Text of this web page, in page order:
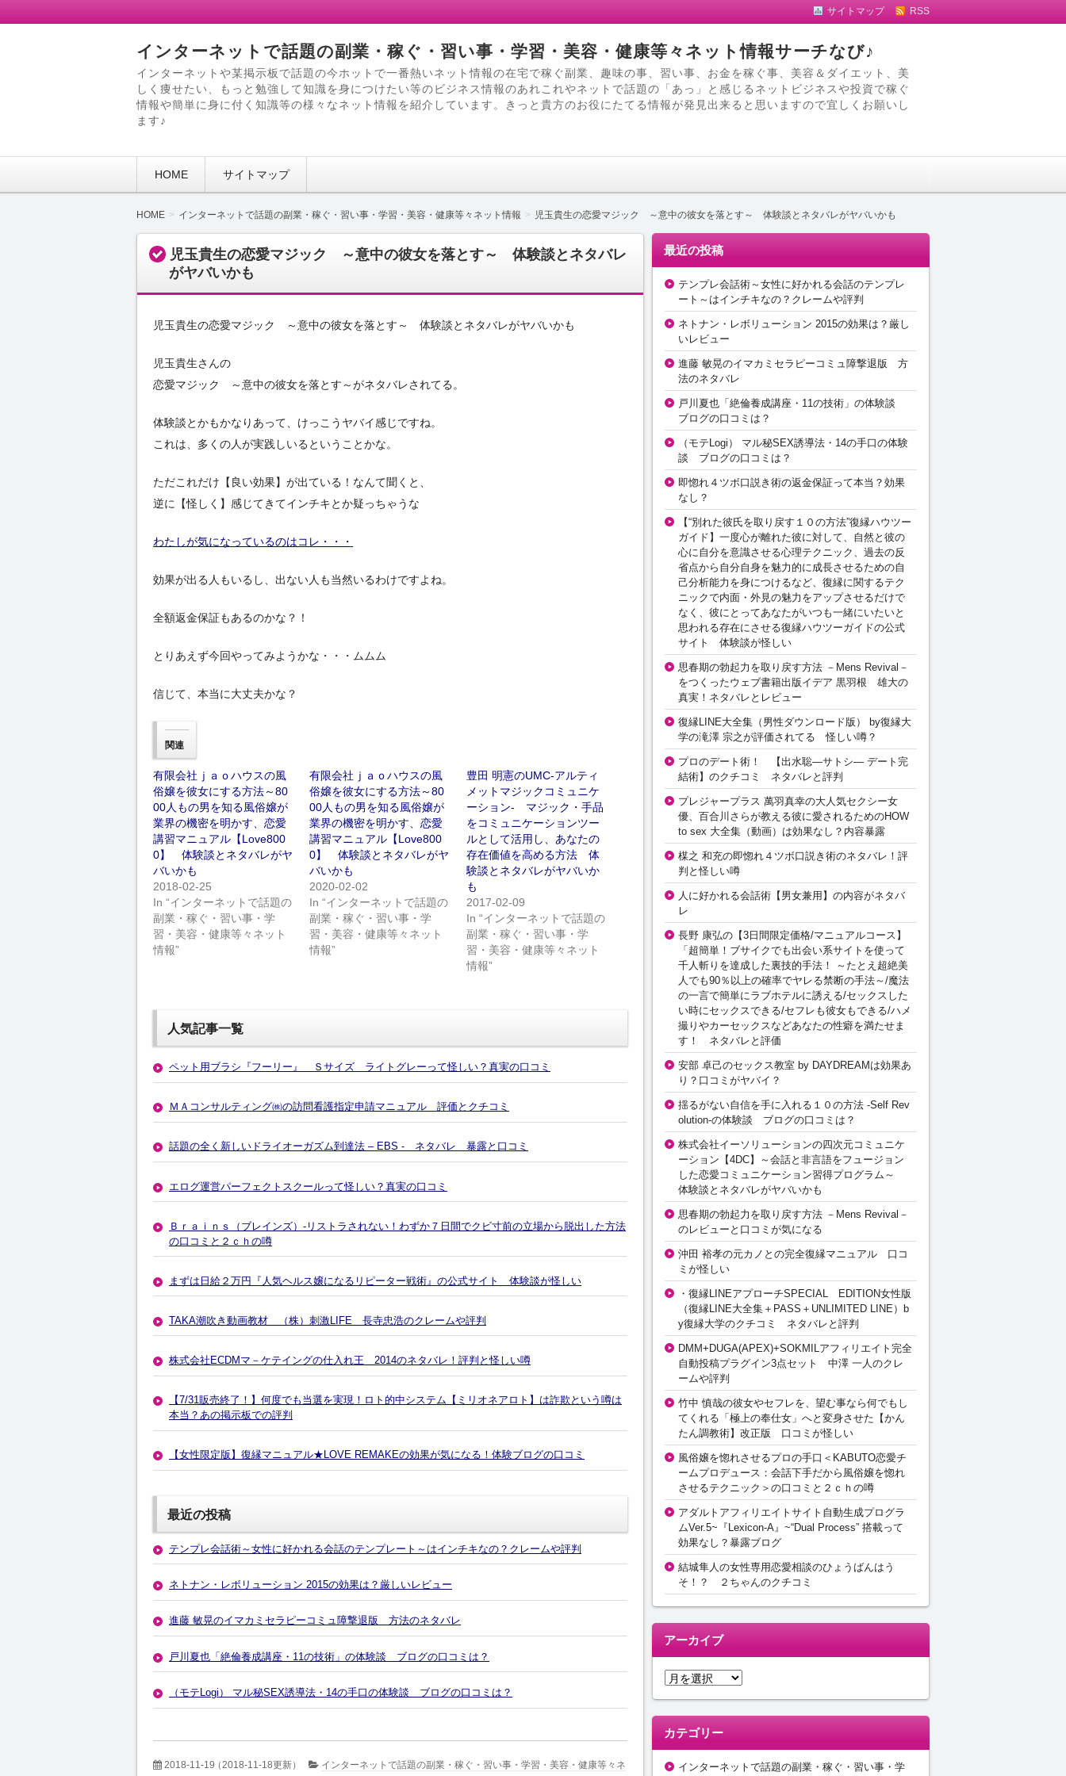
サイトマップ RSS
インターネットで話題の副業・稼ぐ・習い事・学習・美容・健康等々ネット情報サーチなび♪
インターネットや某掲示板で話題の今ホットで一番熱いネット情報の在宅で稼ぐ副業、趣味の事、習い事、お金を稼ぐ事、美容＆ダイエット、美
しく痩せたい、もっと勉強して知識を身につけたい等のビジネス情報のあれこれやネットで話題の「あっ」と感じるネットビジネスや投資で稼ぐ
情報や簡単に身に付く知識等の様々なネット情報を紹介しています。きっと貴方のお役にたてる情報が発見出来ると思いますので宜しくお願いし
ます♪
HOME サイトマップ
HOME インターネットで話題の副業・稼ぐ・習い事・学習・美容・健康等々ネット情報 児玉貴生の恋愛マジック ～意中の彼女を落とす～ 体験談とネタバレがヤバいかも
児玉貴生の恋愛マジック ～意中の彼女を落とす～ 体験談とネタバレ
がヤバいかも
児玉貴生の恋愛マジック ～意中の彼女を落とす～ 体験談とネタバレがヤバいかも
児玉貴生さんの
恋愛マジック ～意中の彼女を落とす～がネタバレされてる。
体験談とかもかなりあって、けっこうヤバイ感じですね。
これは、多くの人が実践しいるということかな。
ただこれだけ【良い効果】が出ている！なんて聞くと、
逆に【怪しく】感じてきてインチキとか疑っちゃうな
わたしが気になっているのはコレ・・・
効果が出る人もいるし、出ない人も当然いるわけですよね。
全額返金保証もあるのかな？！
とりあえず今回やってみようかな・・・ムムム
信じて、本当に大丈夫かな？
関連
有限会社ｊａｏハウスの風
俗嬢を彼女にする方法～80
00人もの男を知る風俗嬢が
業界の機密を明かす、恋愛
講習マニュアル【Love800
0】 体験談とネタバレがヤ
バいかも
2018-02-25
In “インターネットで話題の
副業・稼ぐ・習い事・学
習・美容・健康等々ネット
情報”
有限会社ｊａｏハウスの風
俗嬢を彼女にする方法～80
00人もの男を知る風俗嬢が
業界の機密を明かす、恋愛
講習マニュアル【Love800
0】 体験談とネタバレがヤ
バいかも
2020-02-02
In “インターネットで話題の
副業・稼ぐ・習い事・学
習・美容・健康等々ネット
情報”
豊田 明憲のUMC‐アルティ
メットマジックコミュニケ
ーション‐ マジック・手品
をコミュニケーションツー
ルとして活用し、あなたの
存在価値を高める方法 体
験談とネタバレがヤバいか
も
2017-02-09
In “インターネットで話題の
副業・稼ぐ・習い事・学
習・美容・健康等々ネット
情報”
人気記事一覧
ペット用ブラシ『フーリー』 Ｓサイズ ライトグレーって怪しい？真実の口コミ
ＭＡコンサルティング㈱の訪問看護指定申請マニュアル 評価とクチコミ
話題の全く新しいドライオーガズム到達法 – EBS - ネタバレ 暴露と口コミ
エログ運営パーフェクトスクールって怪しい？真実の口コミ
Ｂｒａｉｎｓ（ブレインズ）-リストラされない！わずか７日間でクビ寸前の立場から脱出した方法
の口コミと２ｃｈの噂
まずは日給２万円『人気ヘルス嬢になるリピーター戦術』の公式サイト 体験談が怪しい
TAKA潮吹き動画教材 （株）刺激LIFE 長寺忠浩のクレームや評判
株式会社ECDMマ－ケテイングの仕入れ王 2014のネタバレ！評判と怪しい噂
【7/31販売終了！】何度でも当選を実現！ロト的中システム【ミリオネアロト】は詐欺という噂は
本当？あの掲示板での評判
【女性限定版】復縁マニュアル★LOVE REMAKEの効果が気になる！体験ブログの口コミ
最近の投稿
テンプレ会話術～女性に好かれる会話のテンプレート～はインチキなの？クレームや評判
ネトナン・レボリューション 2015の効果は？厳しいレビュー
進藤 敏晃のイマカミセラピーコミュ障撃退版 方法のネタバレ
戸川夏也「絶倫養成講座・11の技術」の体験談 ブログの口コミは？
（モテLogi） マル秘SEX誘導法・14の手口の体験談 ブログの口コミは？
2018-11-19（2018-11-18更新） インターネットで話題の副業・稼ぐ・習い事・学習・美容・健康等々ネ
最近の投稿
テンプレ会話術～女性に好かれる会話のテンプレ
ート～はインチキなの？クレームや評判
ネトナン・レボリューション 2015の効果は？厳し
いレビュー
進藤 敏晃のイマカミセラピーコミュ障撃退版 方
法のネタバレ
戸川夏也「絶倫養成講座・11の技術」の体験談
ブログの口コミは？
（モテLogi） マル秘SEX誘導法・14の手口の体験
談 ブログの口コミは？
即惚れ４ツボ口説き術の返金保証って本当？効果
なし？
【“別れた彼氏を取り戻す１０の方法”復縁ハウツー
ガイド】一度心が離れた彼に対して、自然と彼の
心に自分を意識させる心理テクニック、過去の反
省点から自分自身を魅力的に成長させるための自
己分析能力を身につけるなど、復縁に関するテク
ニックで内面・外見の魅力をアップさせるだけで
なく、彼にとってあなたがいつも一緒にいたいと
思われる存在にさせる復縁ハウツーガイドの公式
サイト 体験談が怪しい
思春期の勃起力を取り戻す方法 －Mens Revival－
をつくったウェブ書籍出版イデア 黒羽根 雄大の
真実！ネタバレとレビュー
復縁LINE大全集（男性ダウンロード版） by復縁大
学の滝澤 宗之が評価されてる 怪しい噂？
プロのデート術！ 【出水聡―サトシ― デート完
結術】のクチコミ ネタバレと評判
プレジャープラス 萬羽真幸の大人気セクシー女
優、百合川さらが教える彼に愛されるためのHOW
to sex 大全集（動画）は効果なし？内容暴露
楳之 和充の即惚れ４ツボ口説き術のネタバレ！評
判と怪しい噂
人に好かれる会話術【男女兼用】の内容がネタバ
レ
長野 康弘の【3日間限定価格/マニュアルコース】
「超簡単！ブサイクでも出会い系サイトを使って
千人斬りを達成した裏技的手法！ ～たとえ超絶美
人でも90％以上の確率でヤレる禁断の手法～/魔法
の一言で簡単にラブホテルに誘える/セックスした
い時にセックスできる/セフレも彼女もできる/ハメ
撮りやカーセックスなどあなたの性癖を満たせま
す！ ネタバレと評価
安部 卓己のセックス教室 by DAYDREAMは効果あ
り？口コミがヤバイ？
揺るがない自信を手に入れる１０の方法 -Self Rev
olution-の体験談 ブログの口コミは？
株式会社イーソリューションの四次元コミュニケ
ーション【4DC】～会話と非言語をフュージョン
した恋愛コミュニケーション習得プログラム～
体験談とネタバレがヤバいかも
思春期の勃起力を取り戻す方法 －Mens Revival－
のレビューと口コミが気になる
沖田 裕孝の元カノとの完全復縁マニュアル 口コ
ミが怪しい
・復縁LINEアプローチSPECIAL EDITION女性版
（復縁LINE大全集＋PASS＋UNLIMITED LINE）b
y復縁大学のクチコミ ネタバレと評判
DMM+DUGA(APEX)+SOKMILアフィリエイト完全
自動投稿プラグイン3点セット 中澤 一人のクレ
ームや評判
竹中 慎哉の彼女やセフレを、望む事なら何でもし
てくれる「極上の奉仕女」へと変身させた【かん
たん調教術】改正版 口コミが怪しい
風俗嬢を惚れさせるプロの手口＜KABUTO恋愛チ
ームプロデュース：会話下手だから風俗嬢を惚れ
させるテクニック＞の口コミと２ｃｈの噂
アダルトアフィリエイトサイト自動生成プログラ
ムVer.5~『Lexicon-A』~“Dual Process” 搭載って
効果なし？暴露ブログ
結城隼人の女性専用恋愛相談のひょうばんはう
そ！？ ２ちゃんのクチコミ
アーカイブ
ア
イ
カテゴリー
インターネットで話題の副業・稼ぐ・習い事・学